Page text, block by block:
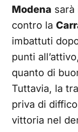
Modena sarà
contro la
imbattuti
punti
quanto di
Tuttavia, la
priva di
vittoria nel